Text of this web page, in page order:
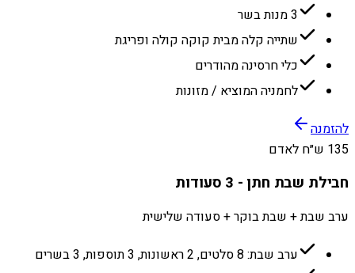
3 מנות בשר
שתייה קלה מבית קוקה קולה ופריגת
כלי חרסינה מהודרים
לחמניה המוציא / מזונות
להזמנה
135 ש״ח לאדם
חבילת שבת חתן - 3 סעודות
ערב שבת + שבת בוקר + סעודה שלישית
ערב שבת: 8 סלטים, 2 ראשונות, 3 תוספות, 3 בשרים